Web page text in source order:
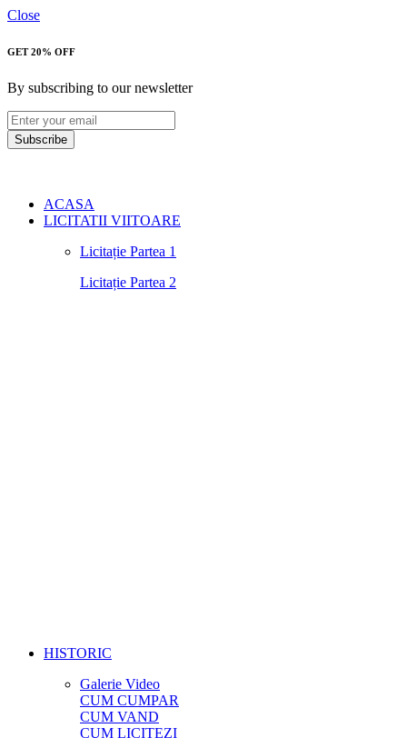
Close
GET 20% OFF
By subscribing to our newsletter
Subscribe
ACASA
LICITATII VIITOARE
Licitație Partea 1
Licitație Partea 2
HISTORIC
Galerie Video
CUM CUMPAR
CUM VAND
CUM LICITEZI